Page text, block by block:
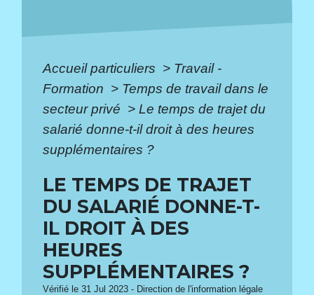
Accueil particuliers > Travail -
Formation > Temps de travail dans le
secteur privé > Le temps de trajet du
salarié donne-t-il droit à des heures
supplémentaires ?
LE TEMPS DE TRAJET
DU SALARIÉ DONNE-T-
IL DROIT À DES
HEURES
SUPPLÉMENTAIRES ?
Vérifié le 31 Jul 2023 - Direction de l'information légale